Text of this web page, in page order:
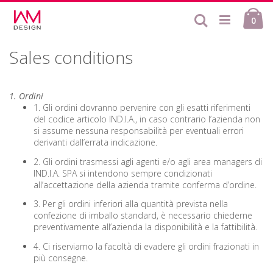
to
Content
0
Search
Sales conditions
1. Ordini
1. Gli ordini dovranno pervenire con gli esatti riferimenti
del codice articolo IND.I.A., in caso contrario l’azienda non
si assume nessuna responsabilità per eventuali errori
derivanti dall’errata indicazione.
2. Gli ordini trasmessi agli agenti e/o agli area managers di
IND.I.A. SPA si intendono sempre condizionati
all’accettazione della azienda tramite conferma d’ordine.
3. Per gli ordini inferiori alla quantità prevista nella
confezione di imballo standard, è necessario chiederne
preventivamente all’azienda la disponibilità e la fattibilità.
4. Ci riserviamo la facoltà di evadere gli ordini frazionati in
più consegne.